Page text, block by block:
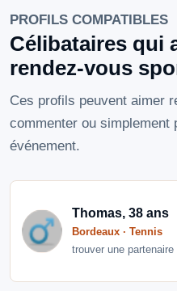
PROFILS COMPATIBLES
Célibataires qui
rendez-vous
Ces profils peuvent aimer
commenter ou simplement
événement.
Thomas, 38 ans
Bordeaux · Tennis
trouver une